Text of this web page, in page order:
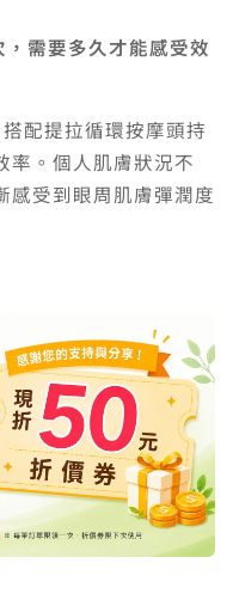
需要多久才能感受效
配提拉循環按摩頭持
率。個人肌膚狀況不
感受到眼周肌膚彈潤度